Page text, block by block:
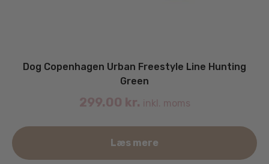
Dog Copenhagen Urban Freestyle Line Hunting
Green
299.00 kr. inkl. moms
Læs mere